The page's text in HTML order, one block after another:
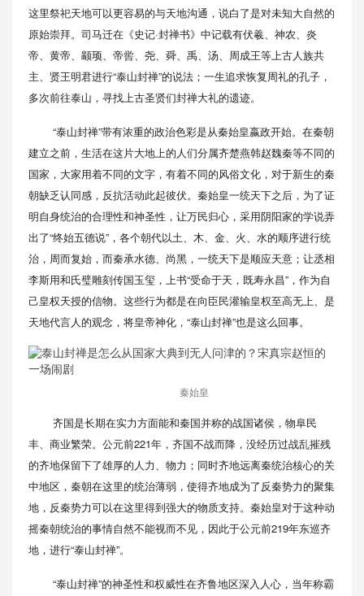
这里祭祀天地可以更容易的与天地沟通，说白了是对未知大自然的
原始崇拜。司马迁在《史记·封禅书》中记载有伏羲、神农、炎
帝、黄帝、颛顼、帝喾、尧、舜、禹、汤、周成王等上古人族共
主、贤王明君进行“泰山封禅”的说法；一生追求恢复周礼的孔子，
多次前往泰山，寻找上古圣贤们封禅大礼的遗迹。
“泰山封禅”带有浓重的政治色彩是从秦始皇嬴政开始。在秦朝
建立之前，生活在这片大地上的人们分属齐楚燕韩赵魏秦等不同的
国家，大家用着不同的文字，有着不同的风俗文化，对于新生的秦
朝缺乏认同感，反抗活动此起彼伏。秦始皇一统天下之后，为了证
明自身统治的合理性和神圣性，让万民归心，采用阴阳家的学说弄
出了“终始五德说”，各个朝代以土、木、金、火、水的顺序进行统
治，周而复始，而秦承水德、尚黑，一统天下是顺应天意；让丞相
李斯用和氏璧雕刻传国玉玺，上书“受命于天，既寿永昌”，作为自
己皇权天授的信物。这些行为都是在向臣民灌输皇权至高无上、是
天地代言人的观念，将皇帝神化，“泰山封禅”也是这么回事。
秦始皇
齐国是长期在实力方面能和秦国并称的战国诸侯，物阜民
丰、商业繁荣。公元前221年，齐国不战而降，没经历过战乱摧残
的齐地保留下了雄厚的人力、物力；同时齐地远离秦统治核心的关
中地区，秦朝在这里的统治薄弱，使得齐地成为了反秦势力的聚集
地，反秦势力可以在这里得到强大的物质支持。秦始皇对于这种动
摇秦朝统治的事情自然不能视而不见，因此于公元前219年东巡齐
地，进行“泰山封禅”。
“泰山封禅”的神圣性和权威性在齐鲁地区深入人心，当年称霸